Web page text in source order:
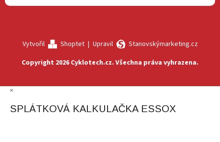
Vytvořil Shoptet| Upravil
Stanovskýmarketing.cz
Copyright 2026 Cyklotech.cz. Všechna práva vyhrazena.
×
SPLÁTKOVÁ KALKULAČKA ESSOX